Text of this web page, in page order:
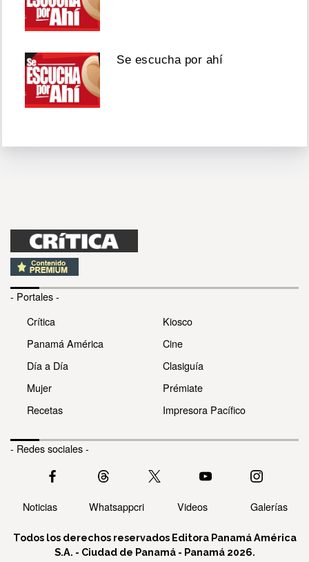
Se escucha por ahí
- Portales -
Crítica
Panamá América
Día a Día
Mujer
Recetas
Kiosco
Cine
Clasiguía
Prémiate
Impresora Pacífico
- Redes sociales -
Noticias Whatsappcri Videos Galerías
Todos los derechos reservados Editora Panamá América
S.A. - Ciudad de Panamá - Panamá 2026.